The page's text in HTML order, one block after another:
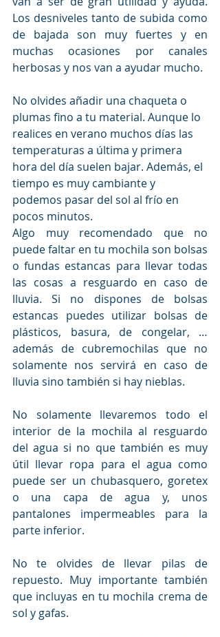
Los desniveles tanto de subida como
de bajada son muy fuertes y en
muchas ocasiones por canales
herbosas y nos van a ayudar mucho.
No olvides añadir una chaqueta o
plumas fino a tu material. Aunque lo
realices en verano muchos días las
temperaturas a última y primera
hora del día suelen bajar. Además, el
tiempo es muy cambiante y
podemos pasar del sol al frío en
pocos minutos.
Algo muy recomendado que no
puede faltar en tu mochila son bolsas
o fundas estancas para llevar todas
las cosas a resguardo en caso de
lluvia. Si no dispones de bolsas
estancas puedes utilizar bolsas de
plásticos, basura, de congelar, …
además de cubremochilas que no
solamente nos servirá en caso de
lluvia sino también si hay nieblas.
No solamente llevaremos todo el
interior de la mochila al resguardo
del agua si no que también es muy
útil llevar ropa para el agua como
puede ser un chubasquero, goretex
o una capa de agua y, unos
pantalones impermeables para la
parte inferior.
No te olvides de llevar pilas de
repuesto. Muy importante también
que incluyas en tu mochila crema de
sol y gafas.